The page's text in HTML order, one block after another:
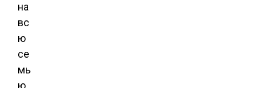
на
вс
ю
се
мь
ю,